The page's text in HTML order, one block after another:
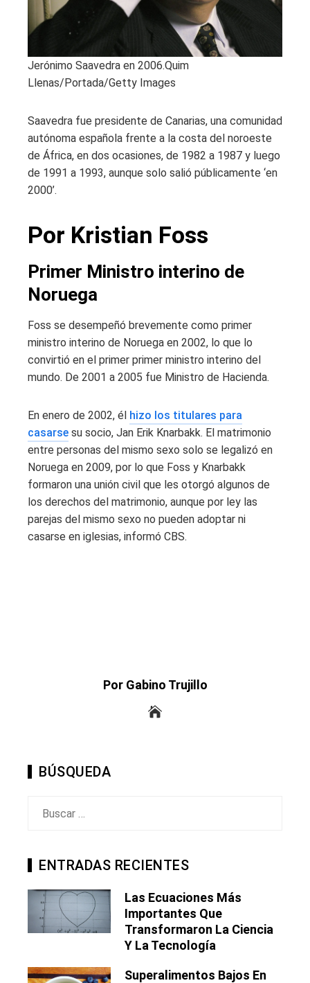
Jerónimo Saavedra en 2006.Quim
Llenas/Portada/Getty Images
Saavedra fue presidente de Canarias, una comunidad
autónoma española frente a la costa del noroeste
de África, en dos ocasiones, de 1982 a 1987 y luego
de 1991 a 1993, aunque solo salió públicamente ‘en
2000’.
Por Kristian Foss
Primer Ministro interino de
Noruega
Foss se desempeñó brevemente como primer
ministro interino de Noruega en 2002, lo que lo
convirtió en el primer primer ministro interino del
mundo. De 2001 a 2005 fue Ministro de Hacienda.
En enero de 2002, él
hizo los titulares para
casarse su socio, Jan Erik Knarbakk. El matrimonio
entre personas del mismo sexo solo se legalizó en
Noruega en 2009, por lo que Foss y Knarbakk
formaron una unión civil que les otorgó algunos de
los derechos del matrimonio, aunque por ley las
parejas del mismo sexo no pueden adoptar ni
casarse en iglesias, informó CBS.
Por Gabino Trujillo
BÚSQUEDA
ENTRADAS RECIENTES
Las Ecuaciones Más
Importantes Que
Transformaron La Ciencia
Y La Tecnología
Superalimentos Bajos En